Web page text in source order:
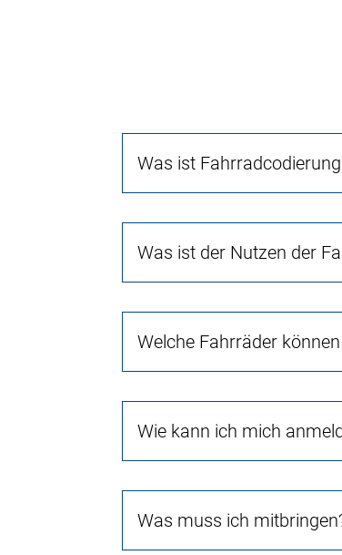
Was ist
Was ist der Nutzen der
Welche Fahrräder
Wie kann ich mich
Was muss ich